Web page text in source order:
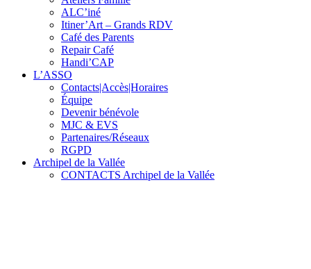
ALC’iné
Itiner’Art – Grands RDV
Café des Parents
Repair Café
Handi’CAP
L’ASSO
Contacts|Accès|Horaires
Équipe
Devenir bénévole
MJC & EVS
Partenaires/Réseaux
RGPD
Archipel de la Vallée
CONTACTS Archipel de la Vallée